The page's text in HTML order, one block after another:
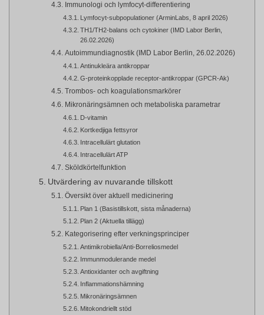
Immunologi och lymfocyt-differentiering
Lymfocyt-subpopulationer (ArminLabs, 8 april 2026)
TH1/TH2-balans och cytokiner (IMD Labor Berlin,
26.02.2026)
Autoimmundiagnostik (IMD Labor Berlin, 26.02.2026)
Antinukleära antikroppar
G-proteinkopplade receptor-antikroppar (GPCR-Ak)
Trombos- och koagulationsmarkörer
Mikronäringsämnen och metaboliska parametrar
D-vitamin
Kortkedjiga fettsyror
Intracellulärt glutation
Intracellulärt ATP
Sköldkörtelfunktion
Utvärdering av nuvarande tillskott
Översikt över aktuell medicinering
Plan 1 (Basistillskott, sista månaderna)
Plan 2 (Aktuella tillägg)
Kategorisering efter verkningsprinciper
Antimikrobiella/Anti-Borreliosmedel
Immunmodulerande medel
Antioxidanter och avgiftning
Inflammationshämning
Mikronäringsämnen
Mitokondriellt stöd